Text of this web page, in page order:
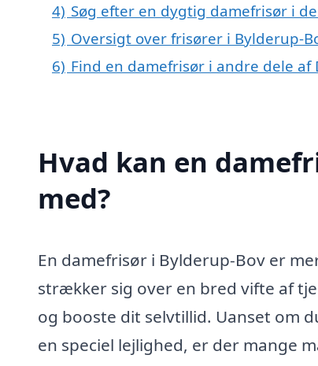
4) Søg efter en dygtig damefrisør i
5) Oversigt over frisører i Bylderup-
6) Find en damefrisør i andre dele af
Hvad kan en
med?
En damefrisør i Bylderup-Bov er
strækker sig over en bred vifte af
og booste dit selvtillid. Uanset om
en speciel lejlighed, er der mange